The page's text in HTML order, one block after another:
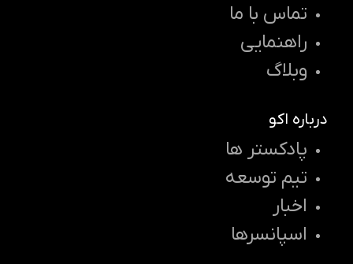
تماس با ما
راهنمایی
وبلاگ
درباره اکو
پادکستر ها
تیم توسعه
اخبار
اسپانسرها